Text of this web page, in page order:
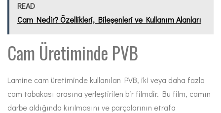
READ
Cam Nedir? Özellikleri, Bileşenleri ve Kullanım Alanları
Cam Üretiminde PVB
Lamine cam üretiminde kullanılan PVB, iki veya daha fazla
cam tabakası arasına yerleştirilen bir filmdir. Bu film, camın
darbe aldığında kırılmasını ve parçalarının etrafa